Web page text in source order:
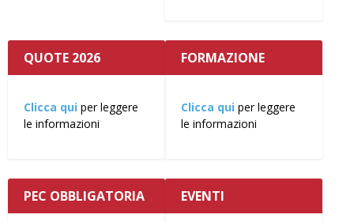
QUOTE 2026
Clicca qui per leggere
le informazioni
FORMAZIONE
Clicca qui per leggere
le informazioni
PEC OBBLIGATORIA EVENTI